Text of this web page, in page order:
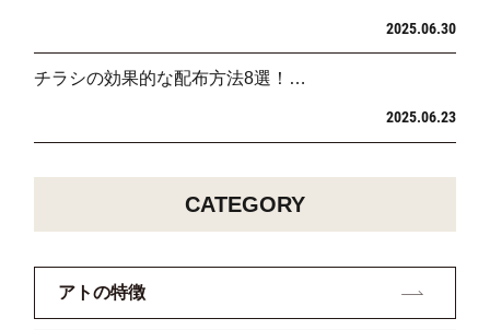
2025.06.30
チラシの効果的な配布方法8選！…
2025.06.23
CATEGORY
アトの特徴